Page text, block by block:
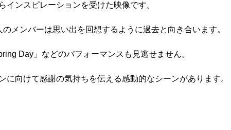
ンスピレーションを受けた映像です。
メンバーは思い出を回想するように過去と向き合います。
Day」などのパフォーマンスも見逃せません。
向けて感謝の気持ちを伝える感動的なシーンがあります。